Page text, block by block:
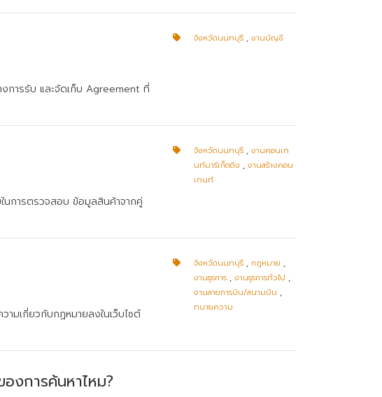
การรับ และจัดเก็บ Agreement ที่
จังหวัดนนทบุรี ,งานบัญชี
การตรวจสอบ ข้อมูลสินค้าจากคู่
จังหวัดนนทบุรี ,งานคอนเท
นท์มาร์เก็ตติง ,งานสร้างคอน
เทนท์
ามเกี่ยวกับกฏหมายลงในเว็บไซต์
จังหวัดนนทบุรี ,กฎหมาย ,
งานธุรการ ,งานธุรการทั่วไป ,
งานสายการบิน/สนามบิน ,
ทนายความ
งการค้นหาไหม?